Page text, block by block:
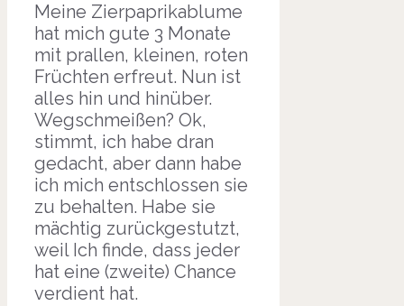
Meine Zierpaprikablume
hat mich gute 3 Monate
mit prallen, kleinen, roten
Früchten erfreut. Nun ist
alles hin und hinüber.
Wegschmeißen? Ok,
stimmt, ich habe dran
gedacht, aber dann habe
ich mich entschlossen sie
zu behalten. Habe sie
mächtig zurückgestutzt,
weil Ich finde, dass jeder
hat eine (zweite) Chance
verdient hat.